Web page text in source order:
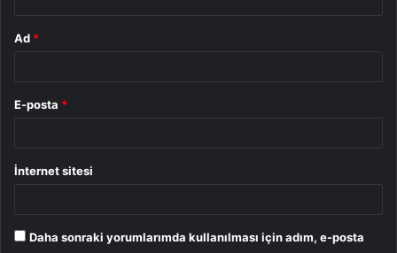
Ad *
E-posta *
İnternet sitesi
Daha sonraki yorumlarımda kullanılması için adım, e-posta